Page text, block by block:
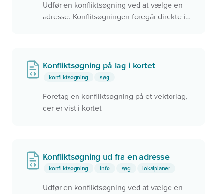
Udfør en konfliktsøgning ved at vælge en
adresse. Konflitsøgningen foregår direkte i
Konfliktsøgning på lag i kortet
konfliktsøgning søg
Foretag en konfliktsøgning på et vektorlag,
der er vist i kortet
Konfliktsøgning ud fra en adresse
konfliktsøgning info søg lokalplaner
Udfør en konfliktsøgning ved at vælge en